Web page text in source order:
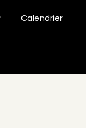
Calendrier